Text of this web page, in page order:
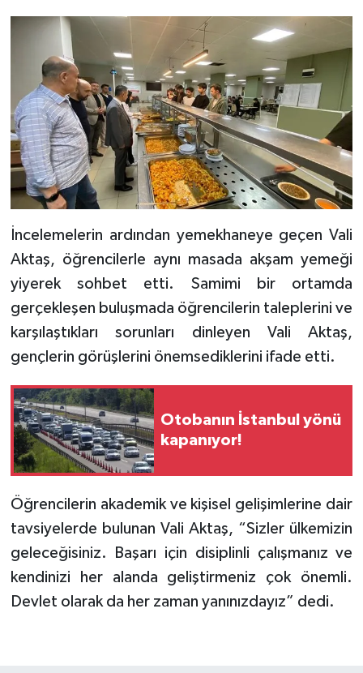
İncelemelerin ardından yemekhaneye geçen Vali
Aktaş, öğrencilerle aynı masada akşam yemeği
yiyerek sohbet etti. Samimi bir ortamda
gerçekleşen buluşmada öğrencilerin taleplerini ve
karşılaştıkları sorunları dinleyen Vali Aktaş,
gençlerin görüşlerini önemsediklerini ifade etti.
Otobanın İstanbul yönü
kapanıyor!
Öğrencilerin akademik ve kişisel gelişimlerine dair
tavsiyelerde bulunan Vali Aktaş, “Sizler ülkemizin
geleceğisiniz. Başarı için disiplinli çalışmanız ve
kendinizi her alanda geliştirmeniz çok önemli.
Devlet olarak da her zaman yanınızdayız” dedi.